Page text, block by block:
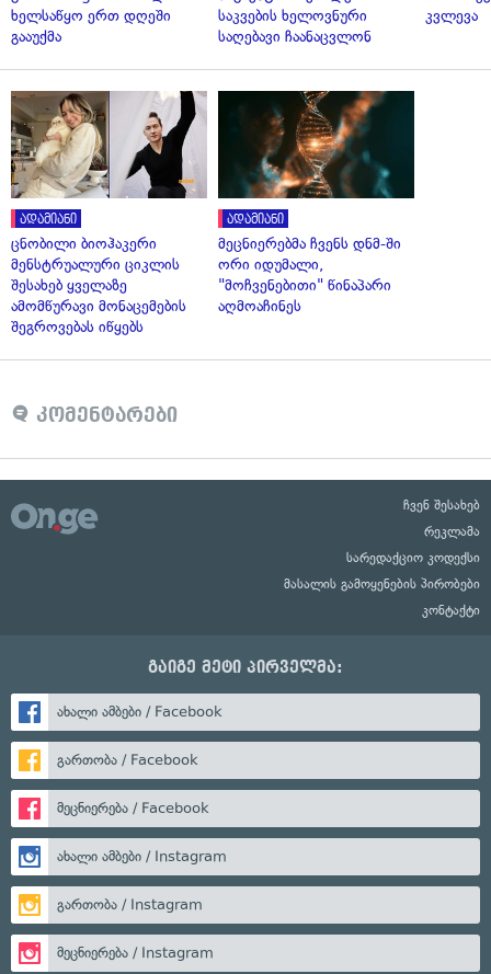
ხელსაწყო ერთ დღეში
გააუქმა
საკვების ხელოვნური
საღებავი ჩაანაცვლონ
კვლევა
ადამიანი
ცნობილი ბიოჰაკერი
მენსტრუალური ციკლის
შესახებ ყველაზე
ამომწურავი მონაცემების
შეგროვებას იწყებს
ადამიანი
მეცნიერებმა ჩვენს დნმ-ში
ორი იდუმალი,
"მოჩვენებითი" წინაპარი
აღმოაჩინეს
კომენტარები
ჩვენ შესახებ
რეკლამა
სარედაქციო კოდექსი
მასალის გამოყენების პირობები
კონტაქტი
გაიგე მეტი პირველმა:
ახალი ამბები / Facebook
გართობა / Facebook
მეცნიერება / Facebook
ახალი ამბები / Instagram
გართობა / Instagram
მეცნიერება / Instagram